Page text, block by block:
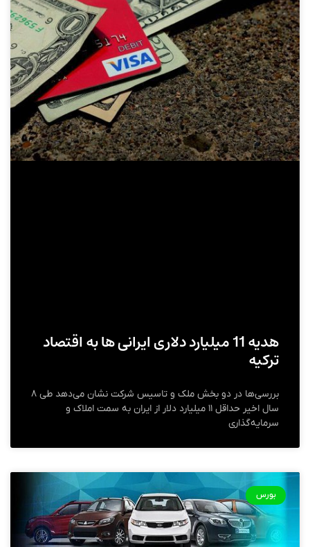
هدیه 11 میلیارد دلاری ایرانی ها به اقتصاد
ترکیه
بررسی‌ها در دو بخش ملک و تاسیس شرکت نشان می‌دهد طی ۸
سال اخیر حداقل ۱۱ میلیارد دلار از ایران به سمت املاک و
سرمایه‌گذاری
بورس